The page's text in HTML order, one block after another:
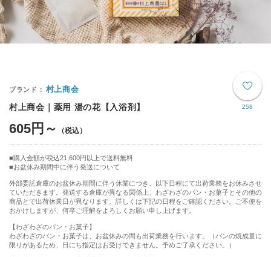
258
村上商会
村上商会｜薬用 湯の花【入浴剤】
605円～
購入金額が税込21,600円以上で送料無料
お盆休み期間中に伴う発送について
外部委託倉庫のお盆休み期間に伴う休業につき、以下日程にて出荷業務をお休みさせ
ていただきます。発送する倉庫が異なる関係上、わざわざのパン・お菓子とその他の
商品とで出荷休業日が異なります。詳しくは下記の日程をご確認ください。ご不便を
おかけしますが、何卒ご理解をよろしくお願い申し上げます。
【わざわざのパン・お菓子】
わざわざのパン・お菓子は、お盆休みの間も出荷業務を行います。（パンの焼成量に
限りがあるため、日にち指定はお受けできません。予めご了承ください。）